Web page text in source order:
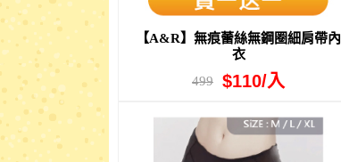
【A&R】無痕蕾絲無鋼圈細肩帶內
衣
499
$110/入